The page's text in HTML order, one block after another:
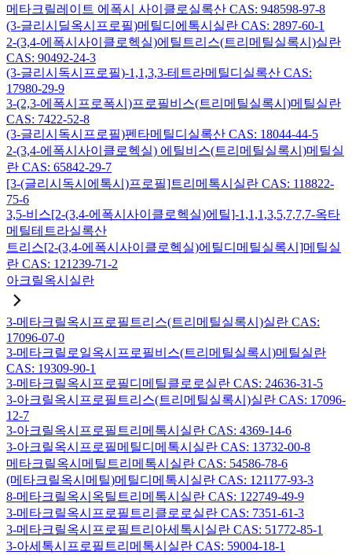
메타크릴레이트 에폭시 사이클로실록산 CAS: 948598-97-8
(3-글리시딜옥시프로필)메틸디에톡시실란 CAS: 2897-60-1
2-(3,4-에폭시사이클로헥실)에틸트리스(트리메틸실록시)실란
CAS: 90492-24-3
(3-글리시독시프로필)-1,1,3,3-테트라메틸디실록산 CAS:
17980-29-9
3-(2,3-에폭시프로폭시)프로필비스(트리메틸실록시)메틸실란
CAS: 7422-52-8
(3-글리시독시프로필)펜타메틸디실록산 CAS: 18044-44-5
2-(3,4-에폭시사이클로헥실) 에틸비스(트리메틸실록시)메틸실
란 CAS: 65842-29-7
[3-(글리시독시에톡시)프로필]트리메톡시실란 CAS: 118822-
75-6
3,5-비스[2-(3,4-에폭시사이클로헥실)에틸]-1,1,1,3,5,7,7,7-옥타
메틸테트라실록산
트리스[2-(3,4-에폭시사이클로헥실)에틸디메틸실록시]메틸실
란 CAS: 121239-71-2
아크릴옥시실란
3-메타크릴옥시프로필트리스(트리메틸실록시)실란 CAS:
17096-07-0
3-메타크릴로일옥시프로필비스(트리메틸실록시)메틸실란
CAS: 19309-90-1
3-메타크릴옥시프로필디메틸클로로실란 CAS: 24636-31-5
3-아크릴옥시프로필트리스(트리메틸실록시)실란 CAS: 17096-
12-7
3-아크릴옥시프로필트리메톡시실란 CAS: 4369-14-6
3-아크릴옥시프로필메틸디메톡시실란 CAS: 13732-00-8
메타크릴옥시메틸트리메톡시실란 CAS: 54586-78-6
(메타크릴옥시메틸)메틸디메톡시실란 CAS: 121177-93-3
8-메타크릴옥시옥틸트리메톡시실란 CAS: 122749-49-9
3-메타크릴옥시프로필트리클로로실란 CAS: 7351-61-3
3-메타크릴옥시프로필트리아세톡시실란 CAS: 51772-85-1
3-아세톡시프로필트리메톡시실란 CAS: 59004-18-1